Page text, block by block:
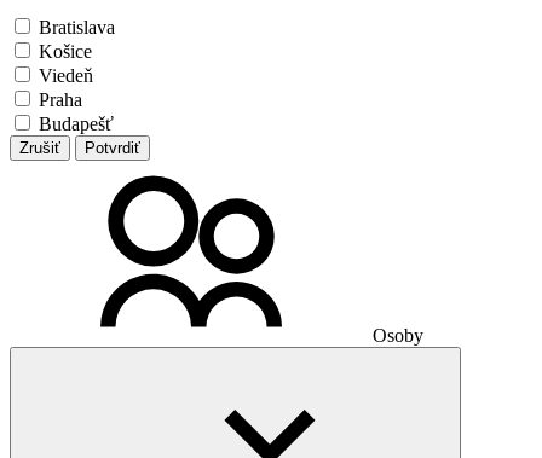
Bratislava
Košice
Viedeň
Praha
Budapešť
Zrušiť Potvrdiť
Osoby